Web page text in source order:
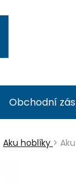
Obchodní
Aku hoblíky >